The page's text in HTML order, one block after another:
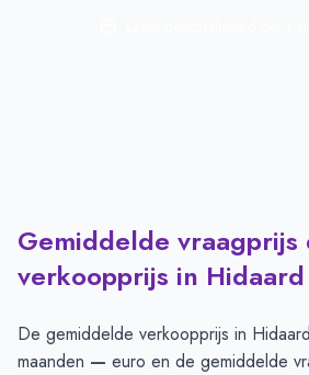
Gemiddelde vraagprijs
verkoopprijs in Hidaard
De gemiddelde verkoopprijs in Hidaard
maanden — euro en de gemiddelde